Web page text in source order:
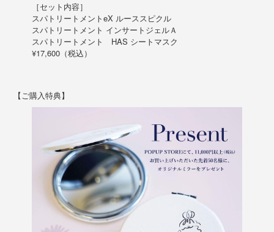
［セット内容］
スパトリートメントeX ルーススピクル
スパトリートメント インサートジェルＡ
スパトリートメント HAS シートマスク
¥17,600（税込）
【ご購入特典】